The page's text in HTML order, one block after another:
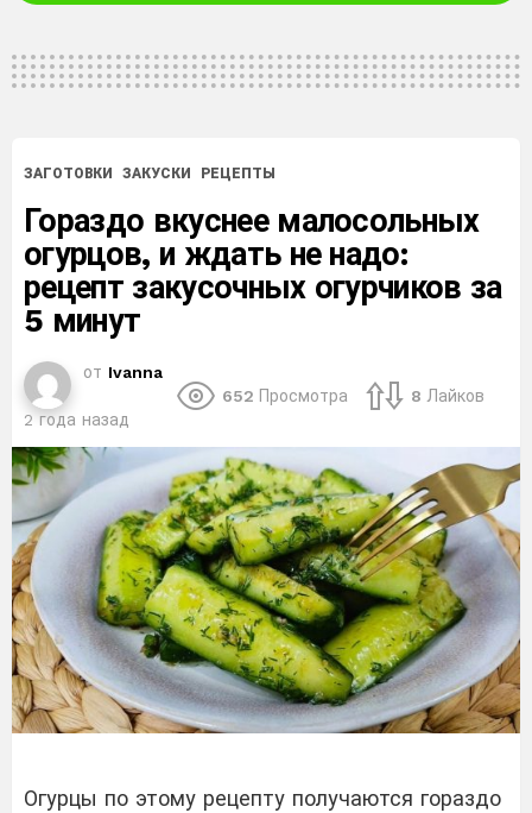
ЗАГОТОВКИ ЗАКУСКИ РЕЦЕПТЫ
Гораздо вкуснее малосольных
огурцов, и ждать не надо:
рецепт закусочных огурчиков за
5 минут
от Ivanna
2 года назад
652 Просмотра 8 Лайков
Огурцы по этому рецепту получаются гораздо